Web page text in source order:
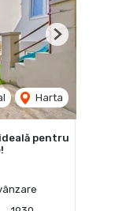
Harta
Next
pentru